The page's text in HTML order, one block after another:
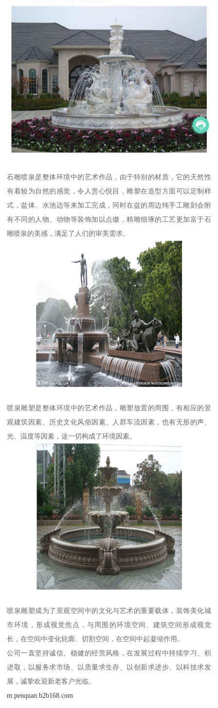
石雕喷泉是整体环境中的艺术作品，由于特别的材质，它的天然性
有着较为自然的感觉，令人赏心悦目，雕塑在造型方面可以定制样
式，盆体、水池边等来加工完成，同时在盆的周边纯手工雕刻会附
有不同的人物、动物等装饰加以点缀，精雕细琢的工艺更加富于石
雕喷泉的美感，满足了人们的审美需求。
喷泉雕塑是整体环境中的艺术作品，雕塑放置的周围，有相应的景
观建筑因素、历史文化风俗因素、人群车流因素，也有无形的声、
光、温度等因素，这一切构成了环境因素。
喷泉雕塑成为了景观空间中的文化与艺术的重要载体，装饰美化城
市环境，形成视觉焦点，与周围的环境空间、建筑空间形成视觉
长，在空间中变化轮廓、切割空间，在空间中起凝缩作用。
公司一直坚持诚信、稳健的经营风格，在发展过程中持续学习、积
进取，以服务求市场、以质量求生存、以创新求进步、以科技求发
展，诚挚欢迎新老客户光临。
m.penquan.b2b168.com